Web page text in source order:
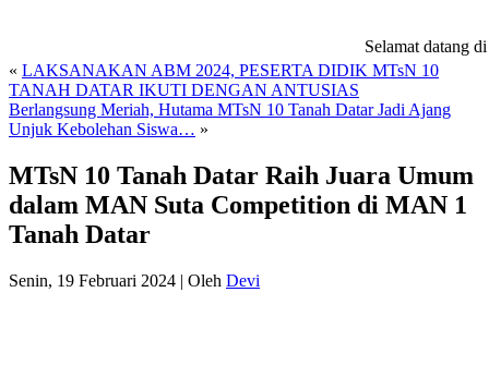
Selamat datang di
« LAKSANAKAN ABM 2024, PESERTA DIDIK MTsN 10
TANAH DATAR IKUTI DENGAN ANTUSIAS
Berlangsung Meriah, Hutama MTsN 10 Tanah Datar Jadi Ajang
Unjuk Kebolehan Siswa… »
MTsN 10 Tanah Datar Raih Juara Umum
dalam MAN Suta Competition di MAN 1
Tanah Datar
Senin, 19 Februari 2024 | Oleh Devi